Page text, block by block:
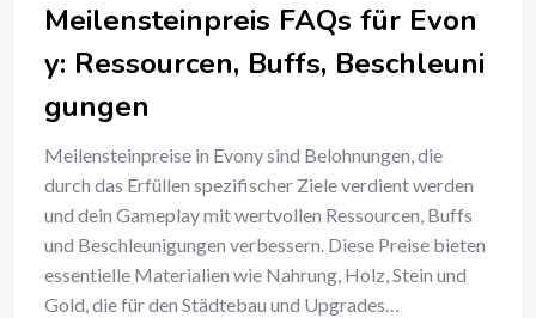
Meilensteinpreis FAQs für Evon
y: Ressourcen, Buffs, Beschleuni
gungen
Meilensteinpreise in Evony sind Belohnungen, die
durch das Erfüllen spezifischer Ziele verdient werden
und dein Gameplay mit wertvollen Ressourcen, Buffs
und Beschleunigungen verbessern. Diese Preise bieten
essentielle Materialien wie Nahrung, Holz, Stein und
Gold, die für den Städtebau und Upgrades…